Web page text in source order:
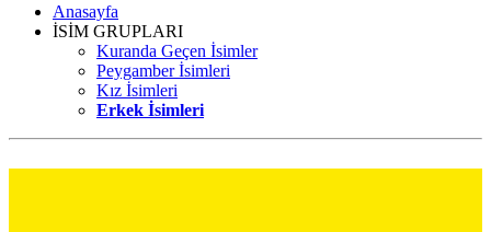
Anasayfa
İSİM GRUPLARI
Kuranda Geçen İsimler
Peygamber İsimleri
Kız İsimleri
Erkek İsimleri